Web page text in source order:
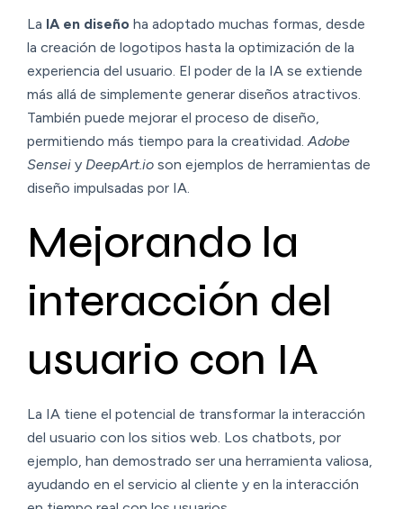
La IA en diseño ha adoptado muchas formas, desde
la creación de logotipos hasta la optimización de la
experiencia del usuario. El poder de la IA se extiende
más allá de simplemente generar diseños atractivos.
También puede mejorar el proceso de diseño,
permitiendo más tiempo para la creatividad. Adobe
Sensei y DeepArt.io son ejemplos de herramientas de
diseño impulsadas por IA.
Mejorando la
interacción del
usuario con IA
La IA tiene el potencial de transformar la interacción
del usuario con los sitios web. Los chatbots, por
ejemplo, han demostrado ser una herramienta valiosa,
ayudando en el servicio al cliente y en la interacción